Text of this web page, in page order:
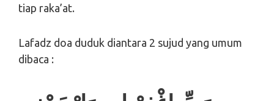
tiap raka’at.
Lafadz doa duduk diantara 2 sujud yang umum
dibaca :